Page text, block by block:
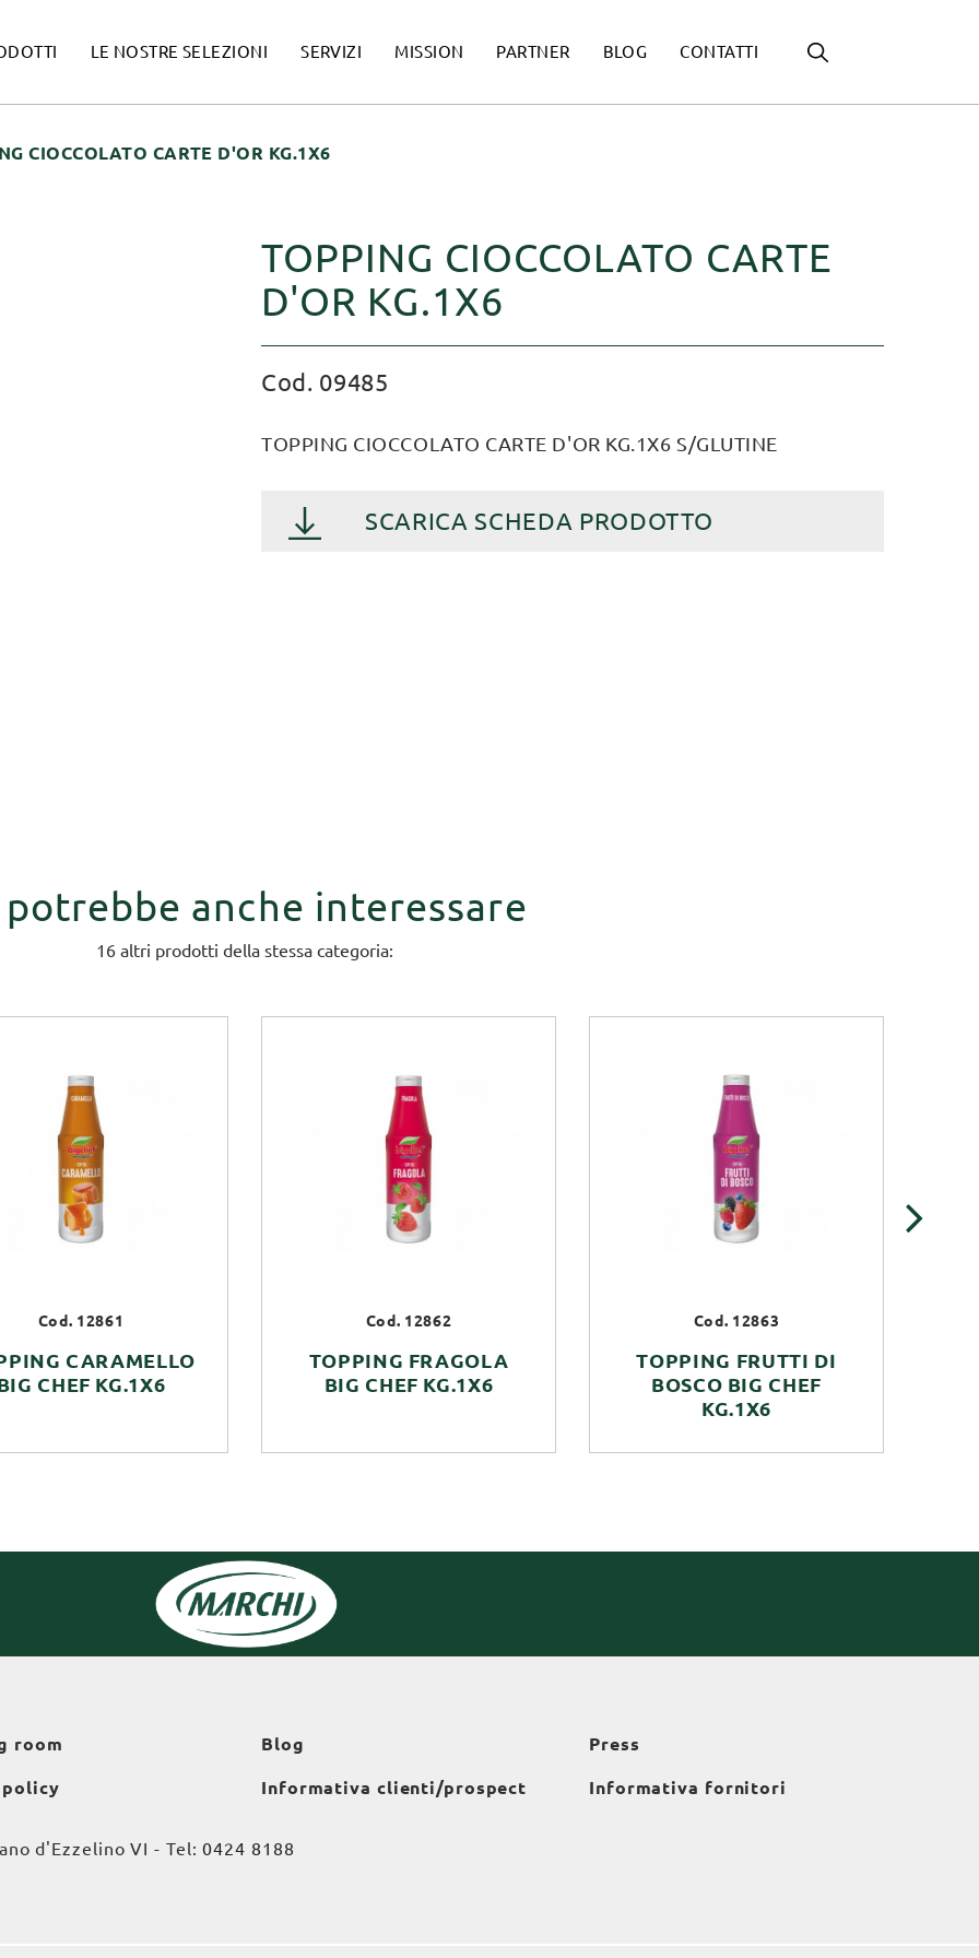
LE NOSTRE SELEZIONI SERVIZI MISSION PARTNER BLOG CONTATTI
CIOCCOLATO CARTE D'OR KG.1X6
TOPPING CIOCCOLATO CARTE
D'OR KG.1X6
Cod. 09485
TOPPING CIOCCOLATO CARTE D'OR KG.1X6 S/GLUTINE
SCARICA SCHEDA PRODOTTO
potrebbe anche interessare
16 altri prodotti della stessa categoria:
Cod. 12861
CARAMELLO
CHEF KG.1X6
Cod. 12862
TOPPING FRAGOLA
BIG CHEF KG.1X6
Cod. 12863
TOPPING FRUTTI DI
BOSCO BIG CHEF
KG.1X6
room
policy
Blog
Informativa clienti/prospect
Press
Informativa fornitori
d'Ezzelino VI - Tel:0424 8188